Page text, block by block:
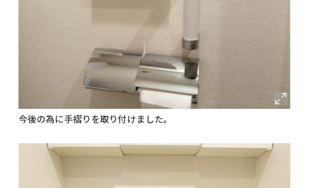
今後の為に手摺りを取り付けました。